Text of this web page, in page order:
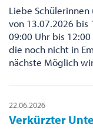
Liebe
von 13.07.2026 bis
09:00 Uhr bis
die noch nicht in
nächste Möglich
22.06.2026
Verkürzter